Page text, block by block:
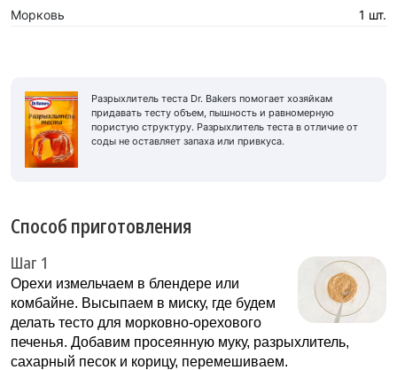
Морковь 1 шт.
Разрыхлитель теста Dr. Bakers помогает хозяйкам
придавать тесту объем, пышность и равномерную
пористую структуру. Разрыхлитель теста в отличие от
соды не оставляет запаха или привкуса.
Способ приготовления
Шаг 1
Орехи измельчаем в блендере или
комбайне. Высыпаем в миску, где будем
делать тесто для морковно-орехового
печенья. Добавим просеянную муку, разрыхлитель,
сахарный песок и корицу, перемешиваем.